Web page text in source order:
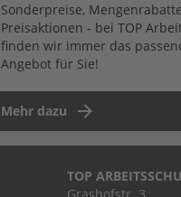
Sonderpreise,
Preisaktionen - bei TOP
finden wir immer das
Angebot für Sie!
Mehr dazu
TOP